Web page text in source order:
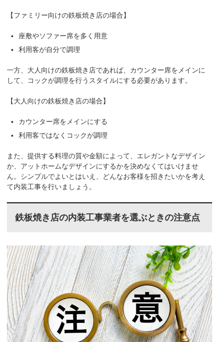
【ファミリー向けの鉄板焼き店の場合】
座敷やソファー席を多く用意
利用客が自分で調理
一方、大人向けの鉄板焼き店であれば、カウンター席をメインに
して、コックが調理を行うスタイルにする必要があります。
【大人向けの鉄板焼き店の場合】
カウンター席をメインにする
利用客ではなくコックが調理
また、提供する料理の質や金額によって、エレガントなデザイン
か、アットホームなデザインにするかを決めなくてはいけませ
ん。シンプルでよいとはいえ、どんなお客様を招きたいかを考え
て内装工事を行いましょう。
鉄板焼き店の内装工事業者を選ぶときの注意点